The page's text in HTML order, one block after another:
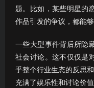
题。比如，某些明星的
作品引发的争议，都能
一些大型事件背后所隐
社会讨论。这不仅仅是
乎整个行业生态的反思
充满了娱乐性和讨论价值